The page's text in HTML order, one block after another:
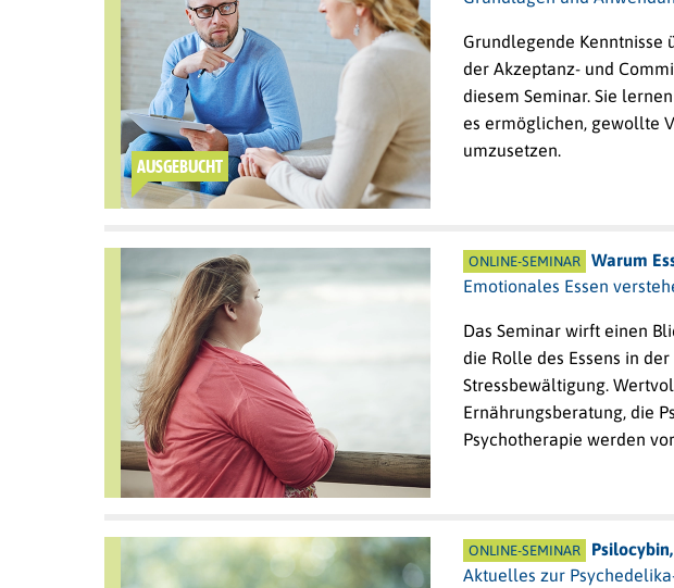
AUSGEBUCHT
Grundlegende Kenntnisse
der Akzeptanz- und
diesem Seminar. Sie
es ermöglichen, gewollte
umzusetzen.
ONLINE-SEMINAR
Warum
Emotionales Essen
Das Seminar wirft einen
die Rolle des Essens in
Stressbewältigung.
Ernährungsberatung, die
Psychotherapie werden
ONLINE-SEMINAR
Aktuelles zur